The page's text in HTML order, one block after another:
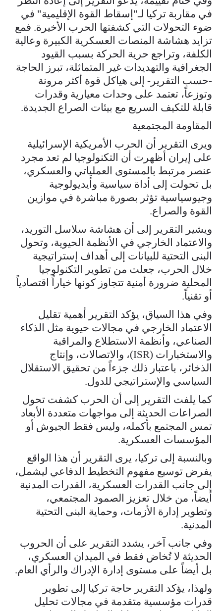
في مقاربة تركيا لـ"إسقاط القوة الإقليمية" في
ضوء التحولات التي كشفتها الحرب الأخيرة. فمع
تزايد هشاشة المنصات العسكرية الكبيرة وعالية
الكلفة، وتراجع حرية الحركة بسبب القيود
الجغرافية والتهديدات غير المتماثلة، تبرز الحاجة
-حسب التقرير- إلى هياكل قوة أكثر مرونة
وتوزعاً، تعتمد على وحدات معيارية وقدرات
قابلة للتكيف السريع مع بيئات الصراع الجديدة.
المقاومة المجتمعية
ويرى التقرير أن الحرب الأمريكية الإسرائيلية
على إيران أظهرت أن التكنولوجيا لم تعد مجرد
عنصر مرتبط بالمستوى العملياتي والعسكري،
بل تحولت إلى أداة سياسية وأيديولوجية
وجيوسياسية تؤثر بصورة مباشرة في موازين
القوة والصراع.
ويشير التقرير إلى أن هشاشة سلاسل التوريد،
والاعتماد الخارجي في الأنظمة الحيوية، وتحول
البنى التحتية للبيانات إلى أهداف إستراتيجية
خلال الحرب، جعلت من تطوير التكنولوجيا
المحلية ضرورة أمنية تتجاوز كونها خياراً اقتصادياً
أو تقنياً.
وفي هذا السياق، يؤكد التقرير أهمية تقليل
الاعتماد الخارجي في مجالات حيوية مثل الذكاء
الصناعي، وأنظمة الاستطلاع والمراقبة
والاستخبارات (ISR)، والاتصالات، وإنتاج
الذخائر، باعتبار ذلك جزءاً من تحقيق الاستقلال
السياسي والإستراتيجي للدول.
كما يلفت التقرير إلى أن الحرب كشفت تحول
الصراعات الحديثة إلى مواجهات متعددة الأبعاد
تمس المجتمع بأكمله، وليس فقط الجيوش أو
المؤسسات العسكرية.
وبالنسبة إلى تركيا، يرى التقرير أن هذا الواقع
يفرض توسيع مفهوم التخطيط الدفاعي ليشمل،
إلى جانب القدرات العسكرية، القدرات المدنية
أيضاً، من خلال تعزيز الصمود المجتمعي،
وتطوير إدارة الأزمات، وحماية البنى التحتية
المدنية.
وفي جانب آخر، يشدد التقرير على أن الحروب
الحديثة لا تُخاض فقط في الميدان العسكري،
بل أيضاً على مستوى إدارة الإدراك والرأي العام.
ولهذا، يؤكد التقرير حاجة تركيا إلى تطوير
قدرات مؤسسية متقدمة في مجالات تحليل